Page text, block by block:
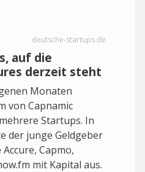
deutsche-startups.de
auf die
derzeit steht
Monaten
von Capnamic
Startups. In
der junge Geldgeber
Capmo,
mit Kapital aus.